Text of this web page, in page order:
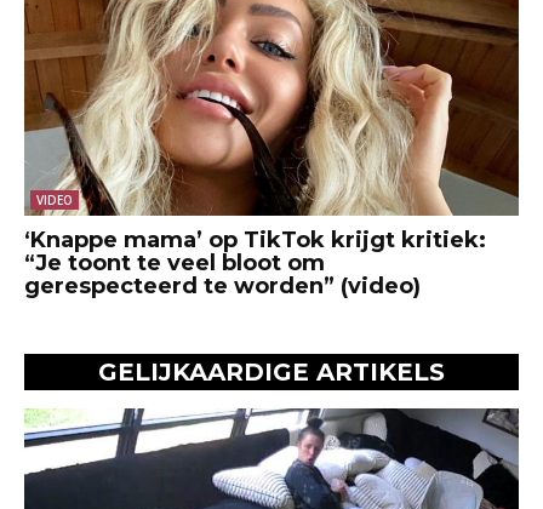
VIDEO
‘Knappe mama’ op TikTok krijgt kritiek:
“Je toont te veel bloot om
gerespecteerd te worden” (video)
GELIJKAARDIGE ARTIKELS